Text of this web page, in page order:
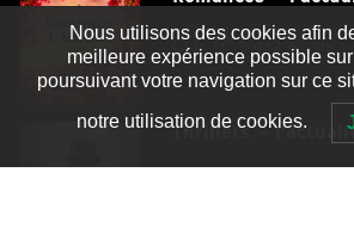
0 3 052 words
Thrillers –
Nous utilisons des cookies afin
meilleure expérience possible
poursuivant votre navigation sur ce
notre utilisation de cookies.